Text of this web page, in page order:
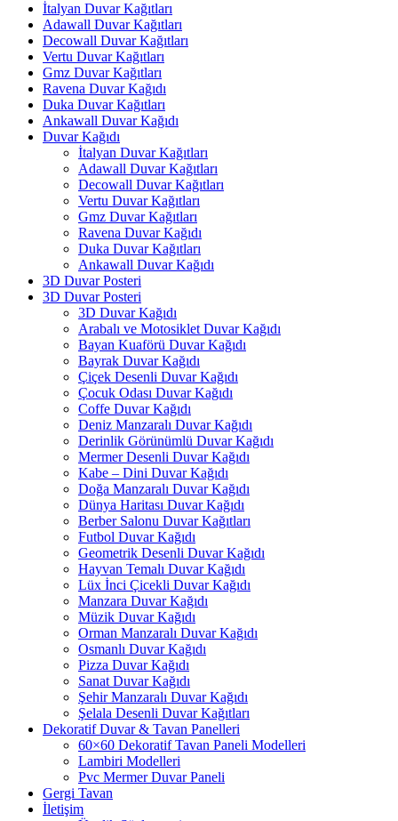
İtalyan Duvar Kağıtları
Adawall Duvar Kağıtları
Decowall Duvar Kağıtları
Vertu Duvar Kağıtları
Gmz Duvar Kağıtları
Ravena Duvar Kağıdı
Duka Duvar Kağıtları
Ankawall Duvar Kağıdı
Duvar Kağıdı
İtalyan Duvar Kağıtları
Adawall Duvar Kağıtları
Decowall Duvar Kağıtları
Vertu Duvar Kağıtları
Gmz Duvar Kağıtları
Ravena Duvar Kağıdı
Duka Duvar Kağıtları
Ankawall Duvar Kağıdı
3D Duvar Posteri
3D Duvar Posteri
3D Duvar Kağıdı
Arabalı ve Motosiklet Duvar Kağıdı
Bayan Kuaförü Duvar Kağıdı
Bayrak Duvar Kağıdı
Çiçek Desenli Duvar Kağıdı
Çocuk Odası Duvar Kağıdı
Coffe Duvar Kağıdı
Deniz Manzaralı Duvar Kağıdı
Derinlik Görünümlü Duvar Kağıdı
Mermer Desenli Duvar Kağıdı
Kabe – Dini Duvar Kağıdı
Doğa Manzaralı Duvar Kağıdı
Dünya Haritası Duvar Kağıdı
Berber Salonu Duvar Kağıtları
Futbol Duvar Kağıdı
Geometrik Desenli Duvar Kağıdı
Hayvan Temalı Duvar Kağıdı
Lüx İnci Çicekli Duvar Kağıdı
Manzara Duvar Kağıdı
Müzik Duvar Kağıdı
Orman Manzaralı Duvar Kağıdı
Osmanlı Duvar Kağıdı
Pizza Duvar Kağıdı
Sanat Duvar Kağıdı
Şehir Manzaralı Duvar Kağıdı
Şelala Desenli Duvar Kağıtları
Dekoratif Duvar & Tavan Panelleri
60×60 Dekoratif Tavan Paneli Modelleri
Lambiri Modelleri
Pvc Mermer Duvar Paneli
Gergi Tavan
İletişim